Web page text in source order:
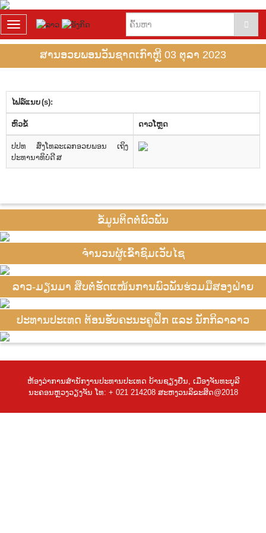
T
o
l
n
a
v
i
g
a
t
ສານອວຍພອນວັນຊາດເກົາຫຼີ 03 ຕຸລາ 2023
ໄຟລ໌ແນບ (s):
​ຫົວ​ຂໍ້ ດາວ​ໂຫຼດ
ປປທ ສົ່ງໂທລະເລກອວຍພອນ ເຖິງ
ປະທານາທິບໍດີ ສ
ຂໍ້ມູນຕິດຕໍ່ພົວພັນ
ຈຳນວນຜູ້ເຂົ້າຊົມເວັບໄຊ
ລາວ-ມຽນມາ ສືບຕໍ່ຮັດແໜ້ນການພົວພັນຮ່ວມມືສອງຝ່າຍ
ປະທານປະເທດ ຕ້ອນຮັບຄະນະຄູຝຶກ ແລະ ນັກກິລາລາວ
ຫ້ອງວ່າການສຳນັກງານປະທານປະເທດ ບ້ານຊຽງຢືນ, ເມືອງຈັນທະບູລີ
ນະຄອນຫຼວງວຽງຈັນ ໂທ: + 021 214208 ສະຫງວນລິຂະສິດ@2018